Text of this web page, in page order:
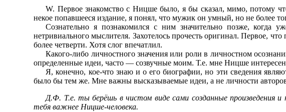
W. Первое знакомство с Ницше было, я бы сказал, мимо, потому
некое попавшееся издание, я понял, что мужик он умный, но не более
Сознательно я познакомился с ним значительно позже, когда
нетривиального мыслителя. Захотелось прочесть оригинал. Первое,
более четверти. Хотя слог впечатлил.
Какого-либо личностного значения или роли в личностном
определенные идеи, часто — созвучные моим. Т.е. мне Ницше
Я, конечно, кое-что знаю и о его биографии, но эти сведения
было бы тем же. Мне важны высказываемые идеи, а не личности
Д.Ф. Т.е. ты берёшь в чистом виде сами созданные произведения
тебя важнее Ницше-человека.